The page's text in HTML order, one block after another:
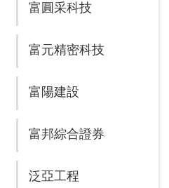
富圓采科技
富元精密科技
富陽建設
富邦綜合證券
泛亞工程